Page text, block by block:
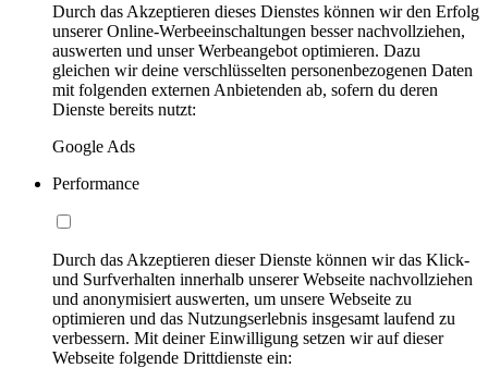
Durch das Akzeptieren dieses Dienstes können wir den Erfolg
unserer Online-Werbeeinschaltungen besser nachvollziehen,
auswerten und unser Werbeangebot optimieren. Dazu
gleichen wir deine verschlüsselten personenbezogenen Daten
mit folgenden externen Anbietenden ab, sofern du deren
Dienste bereits nutzt:
Google Ads
Performance
Durch das Akzeptieren dieser Dienste können wir das Klick-
und Surfverhalten innerhalb unserer Webseite nachvollziehen
und anonymisiert auswerten, um unsere Webseite zu
optimieren und das Nutzungserlebnis insgesamt laufend zu
verbessern. Mit deiner Einwilligung setzen wir auf dieser
Webseite folgende Drittdienste ein: